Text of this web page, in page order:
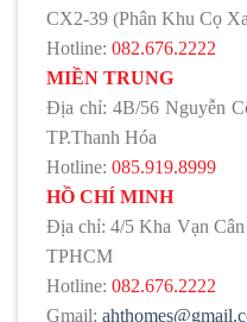
CX2-39 (Phân Khu Cọ
Hotline: 082.676.2222
MIỀN TRUNG
Địa chỉ: 4B/56 Nguyễn
TP.Thanh Hóa
Hotline: 085.919.8999
HỒ CHÍ MINH
Địa chỉ: 4/5 Kha Vạn
TPHCM
Hotline: 082.676.2222
Gmail: